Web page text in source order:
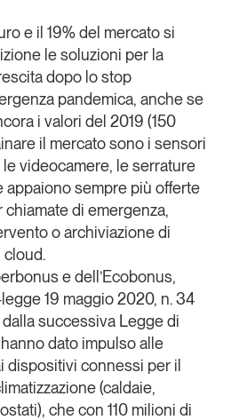
di GS1 Italy che racconta in
e le sfide del largo
a professionisti e
GS1 Italy
Tendenze
e il 19% del mercato si
le soluzioni per la
dopo lo stop
pandemica, anche se
i valori del 2019 (150
il mercato sono i sensori
videocamere, le serrature
appaiono sempre più offerte
di emergenza,
o archiviazione di
cloud.
e dell’Ecobonus,
19 maggio 2020, n. 34
successiva Legge di
dato impulso alle
dispositivi connessi per il
(caldaie,
che con 110 milioni di